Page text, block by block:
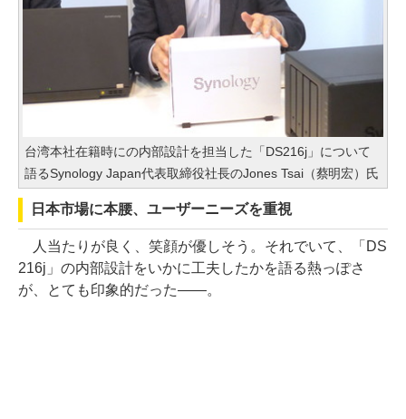
台湾本社在籍時にの内部設計を担当した「DS216j」について
語るSynology Japan代表取締役社長のJones Tsai（蔡明宏）氏
日本市場に本腰、ユーザーニーズを重視
人当たりが良く、笑顔が優しそう。それでいて、「DS
216j」の内部設計をいかに工夫したかを語る熱っぽさ
が、とても印象的だった――。